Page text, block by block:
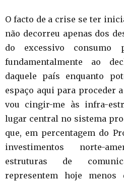
O facto de a crise se ter
não decorreu apenas dos
do excessivo consumo
fundamentalmente ao
daquele país enquanto
espaço aqui para proceder
vou cingir-me às infra-
lugar central no sistema
que, em percentagem do
investimentos norte-
estruturas de
representem hoje menos